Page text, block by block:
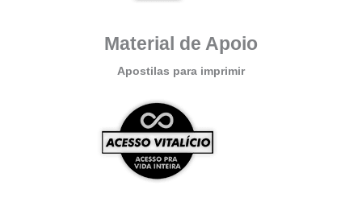
Material de Apoio
Apostilas para imprimir